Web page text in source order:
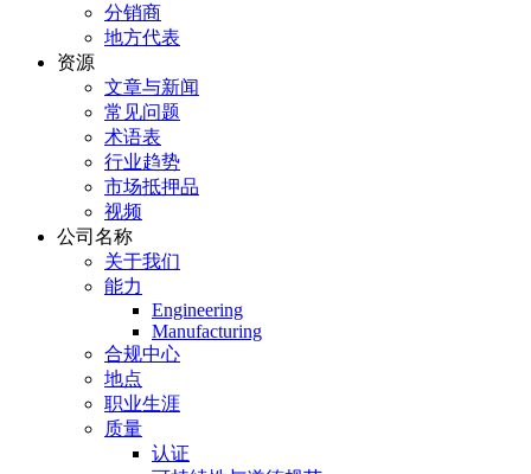
分销商
地方代表
资源
文章与新闻
常见问题
术语表
行业趋势
市场抵押品
视频
公司名称
关于我们
能力
Engineering
Manufacturing
合规中心
地点
职业生涯
质量
认证